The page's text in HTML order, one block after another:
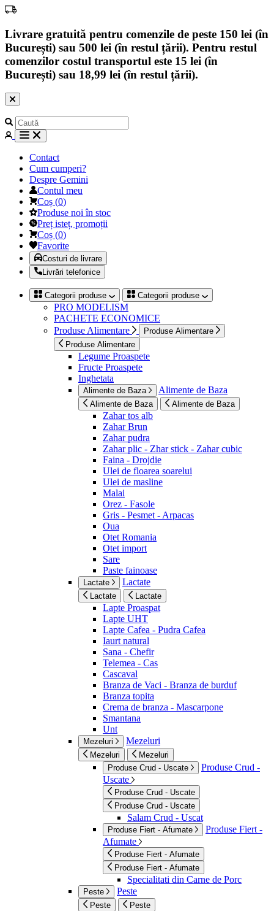
Livrare gratuită pentru comenzile de peste 150 lei (în
București) sau 500 lei (în restul țării). Pentru restul
comenzilor costul transportul este 15 lei (în
București) sau 18,99 lei (în restul țării).
Contact
Cum cumperi?
Despre Gemini
Contul meu
Coș (0)
Produse noi în stoc
Preț isteț, promoții
Coș (0)
Favorite
Costuri de livrare
Livrări telefonice
Categorii produse Categorii produse
PRO MODELISM
PACHETE ECONOMICE
Produse Alimentare
Produse Alimentare
Produse Alimentare
Legume Proaspete
Fructe Proaspete
Inghetata
Alimente de Baza Alimente de Baza
Alimente de Baza Alimente de Baza
Zahar tos alb
Zahar Brun
Zahar pudra
Zahar plic - Zhar stick - Zahar cubic
Faina - Drojdie
Ulei de floarea soarelui
Ulei de masline
Malai
Orez - Fasole
Gris - Pesmet - Arpacas
Oua
Otet Romania
Otet import
Sare
Paste fainoase
Lactate Lactate
Lactate Lactate
Lapte Proaspat
Lapte UHT
Lapte Cafea - Pudra Cafea
Iaurt natural
Sana - Chefir
Telemea - Cas
Cascaval
Branza de Vaci - Branza de burduf
Branza topita
Crema de branza - Mascarpone
Smantana
Unt
Mezeluri Mezeluri
Mezeluri
Mezeluri
Produse Crud - Uscate
Produse Crud -
Uscate
Produse Crud - Uscate
Produse Crud - Uscate
Salam Crud - Uscat
Produse Fiert - Afumate
Produse Fiert -
Afumate
Produse Fiert - Afumate
Produse Fiert - Afumate
Specialitati din Carne de Porc
Peste Peste
Peste Peste